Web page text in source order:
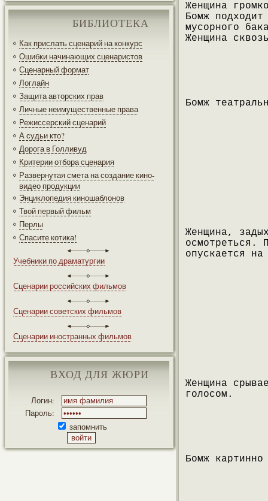
БИБЛИОТЕКА
Как прислать сценарий на конкурс
Ошибки начинающих сценаристов
Сценарный формат
Логлайн
Защита авторских прав
Личные неимущественные права
Режиссерский сценарий
А судьи кто?
Дорога в Голливуд
Критерии отбора сценария
Развернутая смета на создание кино-
видео продукции
Энциклопедия киношаблонов
Твой первый фильм
Перлы
Спасите котика!
Учебники по драматургии
Сценарии российских фильмов
Сценарии советских фильмов
Сценарии иностранных фильмов
ВХОД ДЛЯ ЖЮРИ
Логин:
Пароль:
запомнить
Женщина
Бомж
мусорного
Женщина
Бомж
Женщина,
осмотреться.
опускается
Женщина
голосом.
Бомж